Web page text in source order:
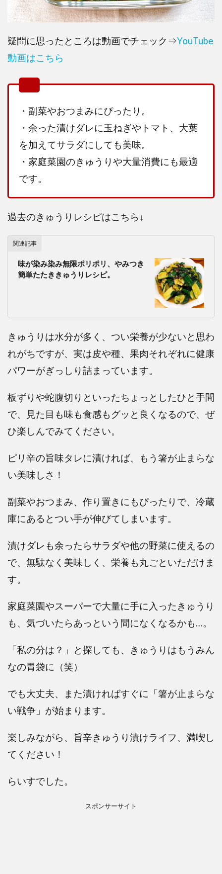
疑問に思ったところは動画でチェック⇒YouTube
動画はこちら
・副菜やおつまみにぴったり。
・余った漬けダレに玉ねぎやトマト、大葉
を加えてサラダにしても美味。
・家庭菜園のきゅうりや大量消費にも最適
です。
過去のきゅうりレシピはこちら↓
関連記事
味が染み染み無限ポリポリ、やみつき
簡単たたききゅうりレシピ。
きゅうりは水分が多く、つい栄養が少ないと思わ
れがちですが、実は皮や種、果肉それぞれに健康
パワーがぎっしり詰まっています。
板ずりや蛇腹切りといったちょっとしたひと手間
で、見た目も味も食感もグッと良くなるので、ぜ
ひ楽しんでみてください。
ピリ辛の旨味タレに漬ければ、もう箸が止まらな
い美味しさ！
副菜やおつまみ、作り置きにもぴったりで、冷蔵
庫にあるとつい手が伸びてしまいます。
漬けダレも余ったらサラダや他の野菜に使えるの
で、無駄なく美味しく、栄養も丸ごといただけま
す。
家庭菜園やスーパーで大量に手に入ったきゅうり
も、気づいたらあっという間になくなるかも…。
「私の分は？」と探しても、きゅうりはもうみん
なの胃袋に（笑）
でも大丈夫、また漬ければすぐに「箸が止まらな
い戦争」が始まります。
楽しみながら、旨辛きゅうり漬けライフ、満喫し
てください！
らいすでした。
スポンサーサイト